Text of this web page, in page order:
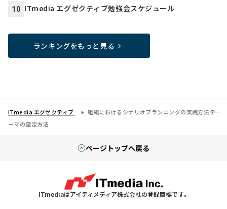
10 ITmedia エグゼクティブ勉強会スケジュール
ランキングをもっと見る
ITmedia エグゼクティブ
組織におけるシナリオプランニングの実践方法――テ
ーマの設定方法
ページトップへ戻る
ITmediaはアイティメディア株式会社の登録商標です。